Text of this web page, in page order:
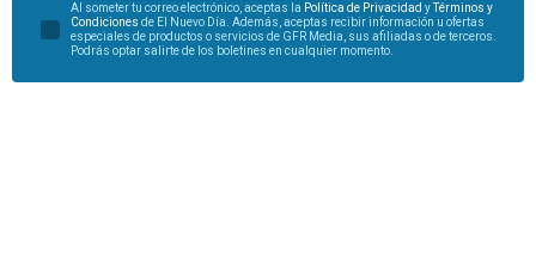
Al someter tu correo electrónico, aceptas la Política de Privacidad yTérminos y
Condiciones de El Nuevo Día. Además, aceptas recibir información u ofertas
especiales de productos o servicios de GFR Media, sus afiliadas o de terceros.
Podrás optar salirte de los boletines en cualquier momento.